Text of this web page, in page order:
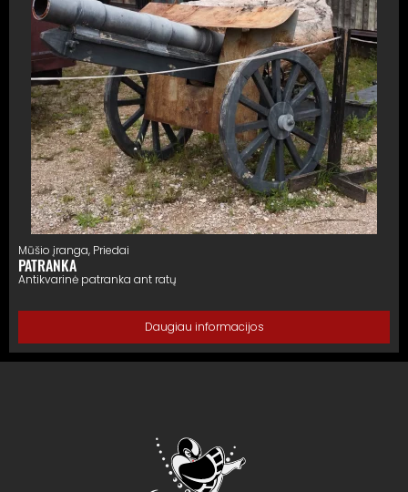
Mūšio įranga, Priedai
PATRANKA
Antikvarinė patranka ant ratų
Daugiau informacijos